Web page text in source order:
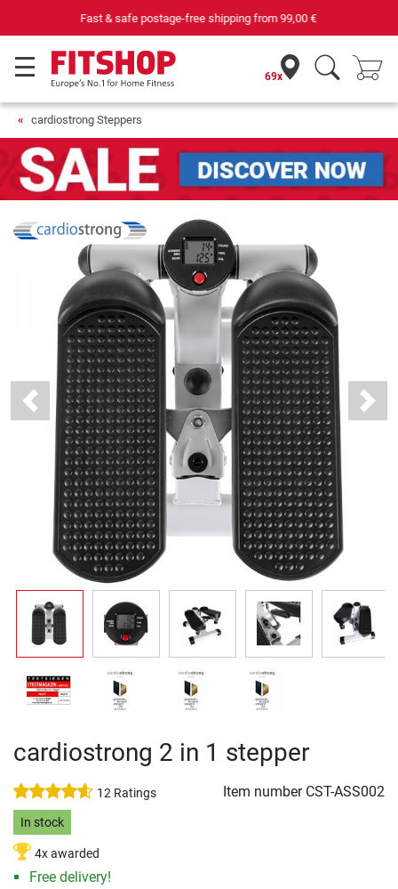
Purchase securely fitness equipment
69x
cardiostrong Steppers
Previous Next
cardiostrong 2 in 1 stepper
12 Ratings Item number CST-ASS002
In stock
4x awarded
Free delivery!